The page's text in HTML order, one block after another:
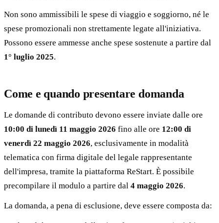
Non sono ammissibili le spese di viaggio e soggiorno, né le
spese promozionali non strettamente legate all'iniziativa.
Possono essere ammesse anche spese sostenute a partire dal
1° luglio 2025.
Come e quando presentare domanda
Le domande di contributo devono essere inviate dalle ore
10:00 di lunedì 11 maggio 2026 fino alle ore 12:00 di
venerdì 22 maggio 2026, esclusivamente in modalità
telematica con firma digitale del legale rappresentante
dell'impresa, tramite la piattaforma ReStart. È possibile
precompilare il modulo a partire dal 4 maggio 2026.
La domanda, a pena di esclusione, deve essere composta da: